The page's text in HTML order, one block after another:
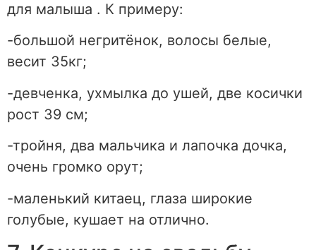
для малыша . К примеру:
-большой негритёнок, волосы белые,
весит 35кг;
-девченка, ухмылка до ушей, две косички
рост 39 см;
-тройня, два мальчика и лапочка дочка,
очень громко орут;
-маленький китаец, глаза широкие
голубые, кушает на отлично.